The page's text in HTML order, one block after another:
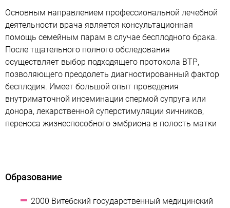
Основным направлением профессиональной лечебной
деятельности врача является консультационная
помощь семейным парам в случае бесплодного брака.
После тщательного полного обследования
осуществляет выбор подходящего протокола ВТР,
позволяющего преодолеть диагностированный фактор
бесплодия. Имеет большой опыт проведения
внутриматочной инсеминации спермой супруга или
донора, лекарственной суперстимуляции яичников,
переноса жизнеспособного эмбриона в полость матки
Образование
2000 Витебский государственный медицинский